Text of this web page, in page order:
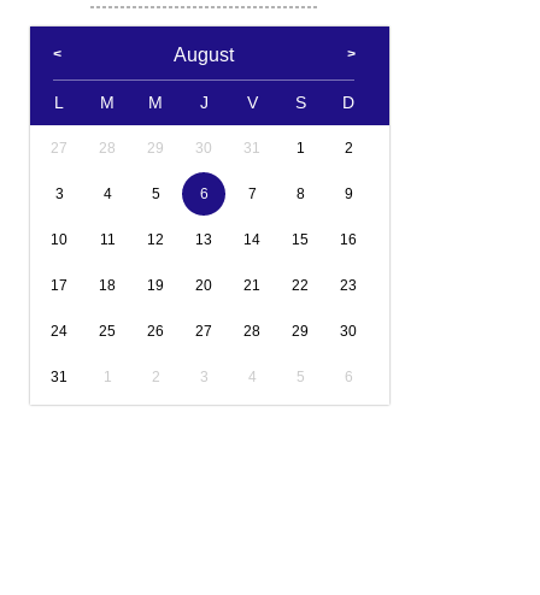
August
L M M J V S D
27 28 29 30 31 1 2
3 4 5 6 7 8 9
10 11 12 13 14 15 16
17 18 19 20 21 22 23
24 25 26 27 28 29 30
31 1 2 3 4 5 6